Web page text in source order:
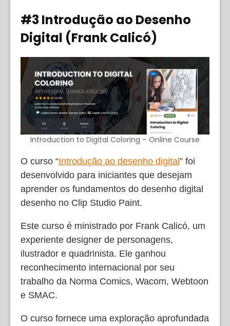
#3 Introdução ao Desenho
Digital (Frank Calicó)
Introduction to Digital Coloring – Online Course
O curso “Introdução ao desenho digital ” foi
desenvolvido para iniciantes que desejam
aprender os fundamentos do desenho digital
desenho no Clip Studio Paint.
Este curso é ministrado por Frank Calicó, um
experiente designer de personagens,
ilustrador e quadrinista. Ele ganhou
reconhecimento internacional por seu
trabalho da Norma Comics, Wacom, Webtoon
e SMAC.
O curso fornece uma exploração aprofundada